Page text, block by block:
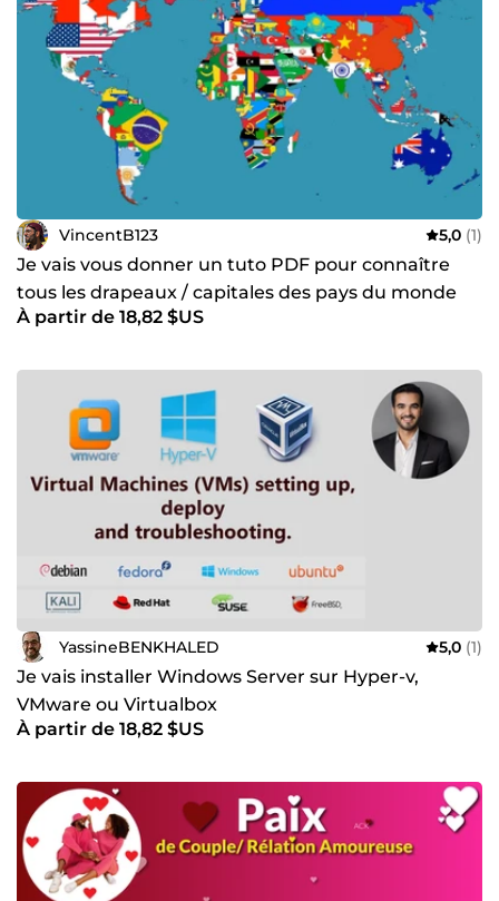
VincentB123 5,0 (1)
Je vais vous donner un tuto PDF pour connaître
tous les drapeaux / capitales des pays du monde
À partir de 18,82 $US
YassineBENKHALED 5,0 (1)
Je vais installer Windows Server sur Hyper-v,
VMware ou Virtualbox
À partir de 18,82 $US